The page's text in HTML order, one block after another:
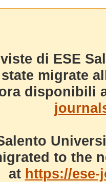
di ESE
migrate
disponibili
to the
at https://